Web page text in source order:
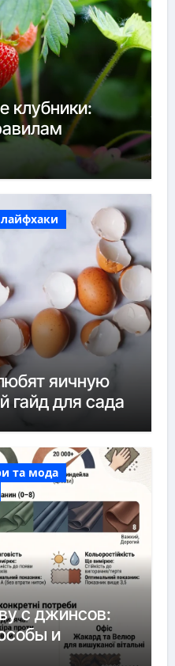
клубники:
яичную
гайд для сада
та мода
с джинсов:
и